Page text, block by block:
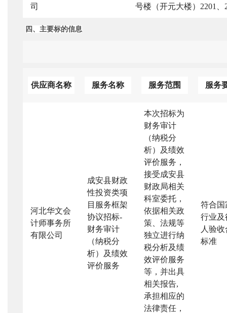
司
号楼（开元大楼）2201、
四、主要标的信息
供应商名称 服务名称 服务范围 服务
河北华文会
计师事务所
有限公司
成安县财政
性投资类项
目服务框架
协议招标-
财务审计
（纳税分
析）及绩效
评价服务
本次招标为
财务审计
（纳税分
析）及绩效
评价服务，
接受成安县
财政局相关
科室委托，
依据相关政
策、法规等
独立进行纳
税分析及绩
效评价服务
等，并出具
相关报告,
承担相应的
法律责任，
符合国
行业及
人验
标准